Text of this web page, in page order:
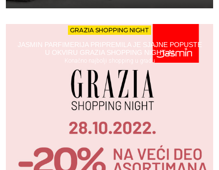
GRAZIA SHOPPING NIGHT
JASMIN PARFIMERIJA PRIPREMILA JE SJAJNE POPUSTE
U OKVIRU GRAZIA SHOPPING NIGHT-A!
Konačno najbolji shopping u gradu